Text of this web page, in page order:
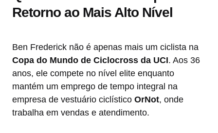
Retorno ao Mais Alto Nível
Ben Frederick não é apenas mais um ciclista na
Copa do Mundo de Ciclocross da UCI. Aos 36
anos, ele compete no nível elite enquanto
mantém um emprego de tempo integral na
empresa de vestuário ciclístico OrNot, onde
trabalha em vendas e atendimento.